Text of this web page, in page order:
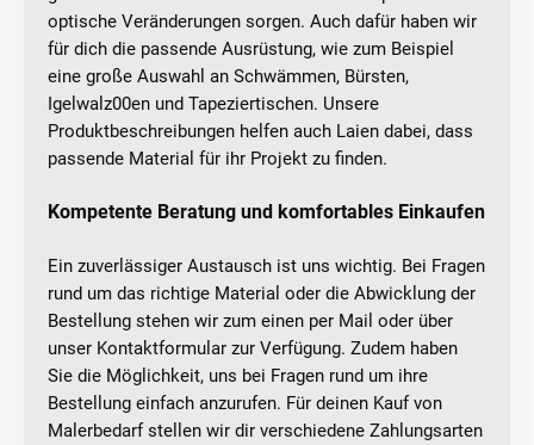
optische Veränderungen sorgen. Auch dafür haben wir
für dich die passende Ausrüstung, wie zum Beispiel
eine große Auswahl an Schwämmen, Bürsten,
Igelwalz00en und Tapeziertischen. Unsere
Produktbeschreibungen helfen auch Laien dabei, dass
passende Material für ihr Projekt zu finden.
Kompetente Beratung und komfortables Einkaufen
Ein zuverlässiger Austausch ist uns wichtig. Bei Fragen
rund um das richtige Material oder die Abwicklung der
Bestellung stehen wir zum einen per Mail oder über
unser Kontaktformular zur Verfügung. Zudem haben
Sie die Möglichkeit, uns bei Fragen rund um ihre
Bestellung einfach anzurufen. Für deinen Kauf von
Malerbedarf stellen wir dir verschiedene Zahlungsarten